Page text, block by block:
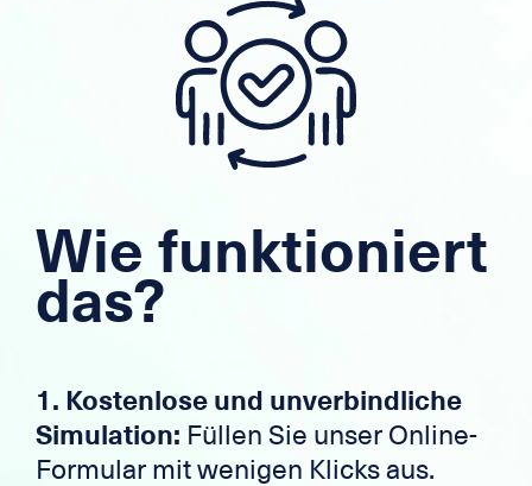
Wie funktioniert
das?
1. Kostenlose und unverbindliche
Simulation: Füllen Sie unser Online-
Formular mit wenigen Klicks aus.